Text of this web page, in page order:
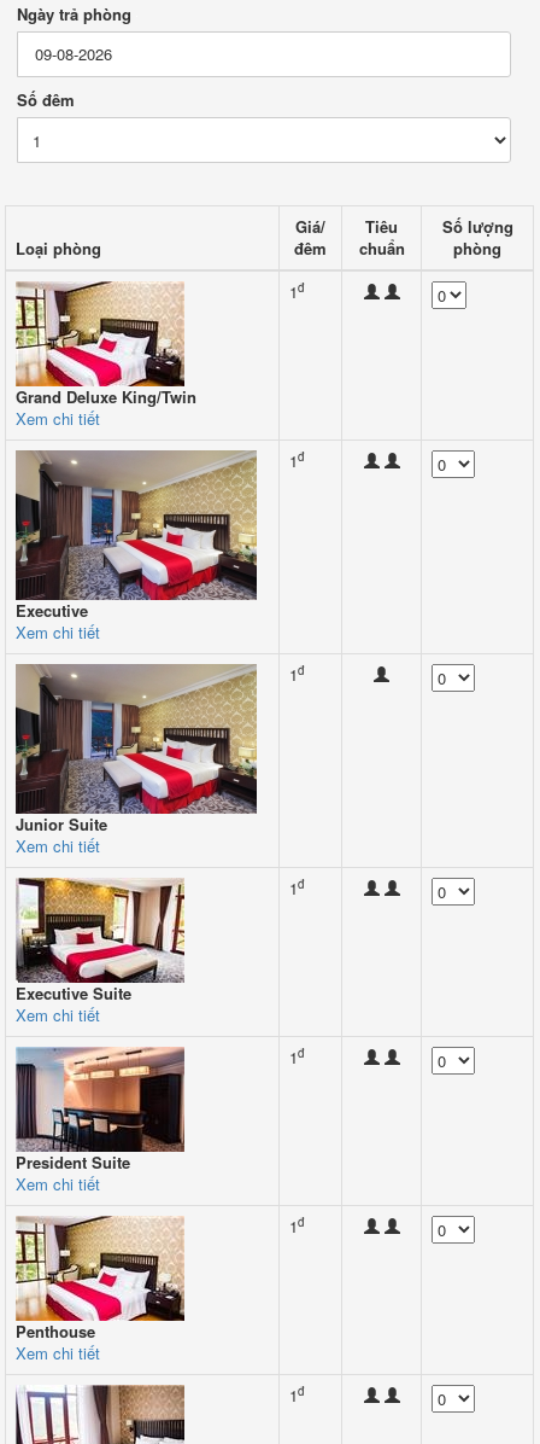
Ngày trả phòng
Số đêm
Loại phòng
Giá/
đêm
Tiêu
chuẩn
Số lượng
phòng
Grand Deluxe King/Twin
Xem chi tiết
1đ
Executive
Xem chi tiết
1đ
Junior Suite
Xem chi tiết
1đ
Executive Suite
Xem chi tiết
1đ
President Suite
Xem chi tiết
1đ
Penthouse
Xem chi tiết
1đ
1đ